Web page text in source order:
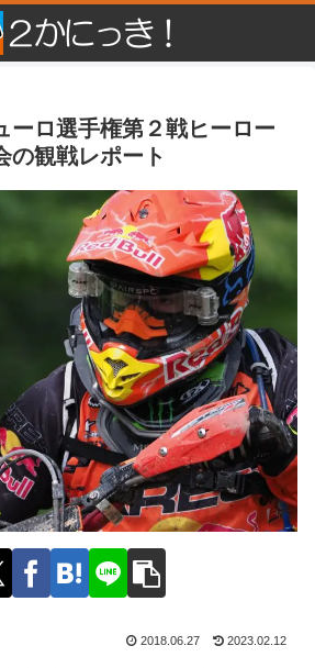
ーロ選手権第２戦ヒーロー
の観戦レポート
2018.06.27 2023.02.12